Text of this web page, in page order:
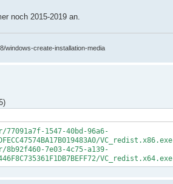
noch 2015-2019 an.
windows-create-installation-media
1547-40bd-96a6-
VC_redist.x86.exe
7e03-4c75-a139-
VC_redist.x64.exe